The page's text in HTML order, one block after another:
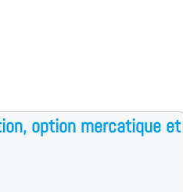
option mercatique et